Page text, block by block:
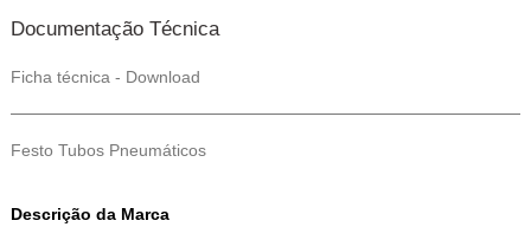
Documentação Técnica
Ficha técnica - Download
Festo Tubos Pneumáticos
Descrição da Marca